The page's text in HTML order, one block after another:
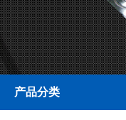
产品分类